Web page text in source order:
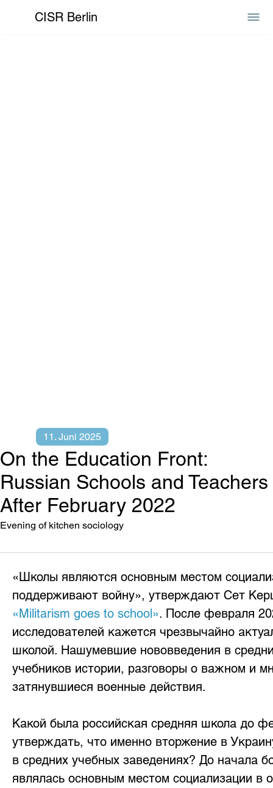
CISR Berlin
«Школы являются основным местом
поддерживают войну», утверждают Сет
«Militarism goes to school». После февраля
исследователей кажется чрезвычайно
школой. Нашумевшие нововведения в
учебников истории, разговоры о важном и
затянувшиеся военные действия.
Какой была российская средняя школа до
утверждать, что именно вторжение в
в средних учебных заведениях? До начала
являлась основным местом социализации
11. Juni 2025
On the Education Front:
Russian Schools and Teachers
After February 2022
Evening of kitchen sociology